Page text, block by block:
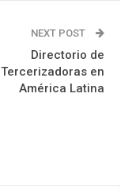
NEXT POST
Directorio de
Tercerizadoras en
América Latina